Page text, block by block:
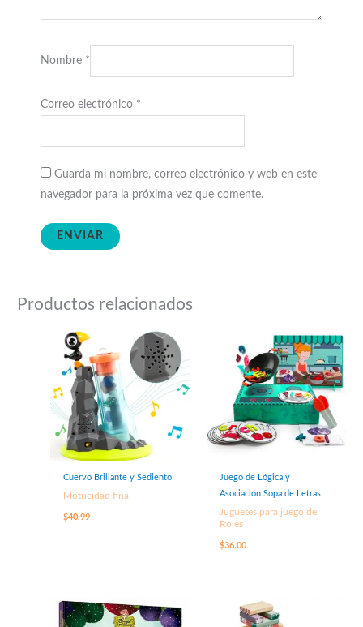
Nombre *
Correo electrónico *
Guarda mi nombre, correo electrónico y web en este
navegador para la próxima vez que comente.
Productos relacionados
Cuervo Brillante y Sediento
Motricidad fina
$40.99
Juego de Lógica y
Asociación Sopa de Letras
Juguetes para juego de
Roles
$36.00